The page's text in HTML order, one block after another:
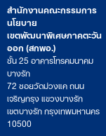
สำนักงานคณะกรรมการ
นโยบาย
เขตพัฒนาพิเศษภาคตะวัน
ออก (สกพอ.)
ชั้น 25 อาคารโทรคมนาคม
บางรัก
72 ซอยวัดม่วงแค ถนน
เจริญกรุง แขวงบางรัก
เขตบางรัก กรุงเทพมหานคร
10500